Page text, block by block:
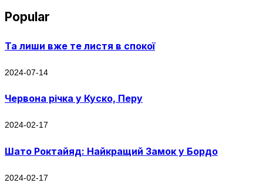
Popular
Та лиши вже те листя в спокої
2024-07-14
Червона річка у Куско, Перу
2024-02-17
Шато Роктайяд: Найкращий Замок у Бордо
2024-02-17